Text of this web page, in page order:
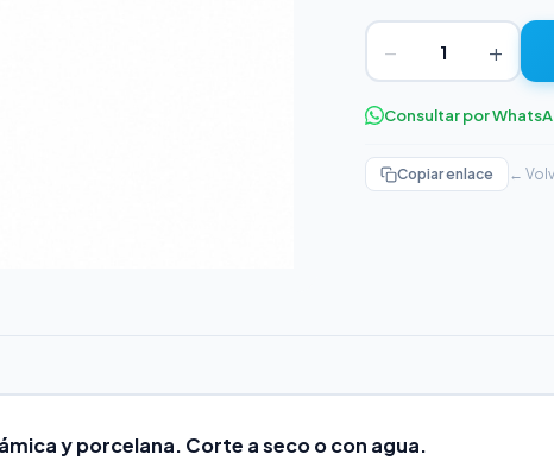
− +
Consultar por
Copiar enlace ←
y porcelana. Corte a seco o con agua.